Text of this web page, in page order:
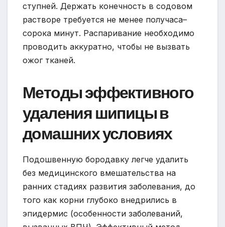
ступней. Держать конечность в содовом
растворе требуется не менее получаса–
сорока минут. Распаривание необходимо
проводить аккуратно, чтобы не вызвать
ожог тканей.
Методы эффективного
удаления шипицы в
домашних условиях
Подошвенную бородавку легче удалить
без медицинского вмешательства на
ранних стадиях развития заболевания, до
того как корни глубоко внедрились в
эпидермис (особенности заболеваний,